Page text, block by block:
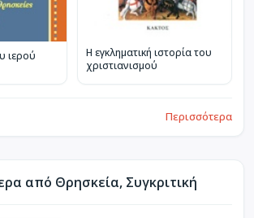
ιερού
Η εγκληματική ιστορία του
χριστιανισμού
Περισσότερα
από Θρησκεία, Συγκριτική